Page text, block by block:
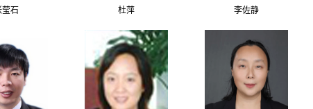
莹石 杜萍 李佐静